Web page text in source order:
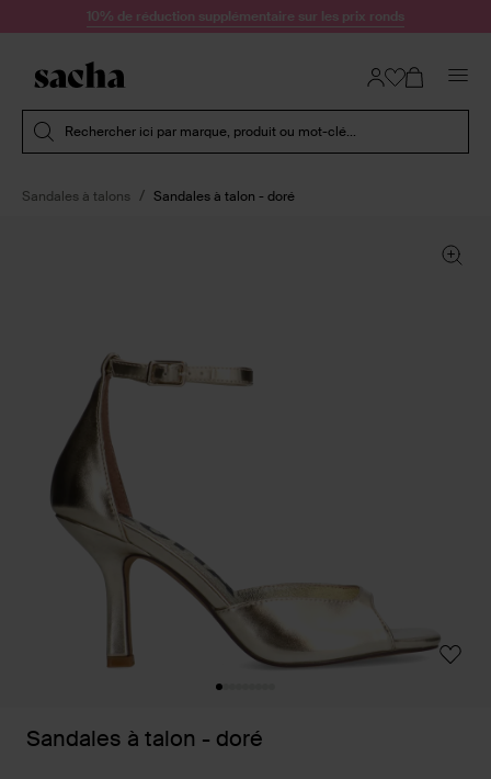
Passer au contenu10% de réduction supplémentaire sur les prix ronds
Rechercher ici par marque, produit ou mot-clé...
Sandales à talons Sandales à talon - doré
Sandales à talon - doré